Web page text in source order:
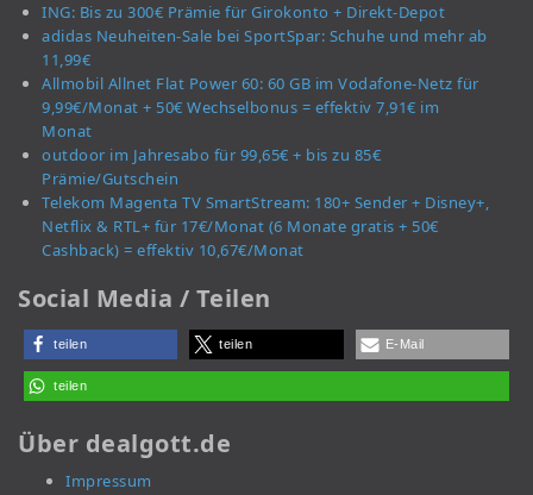
ING: Bis zu 300€ Prämie für Girokonto + Direkt-Depot
adidas Neuheiten-Sale bei SportSpar: Schuhe und mehr ab
11,99€
Allmobil Allnet Flat Power 60: 60 GB im Vodafone-Netz für
9,99€/Monat + 50€ Wechselbonus = effektiv 7,91€ im
Monat
outdoor im Jahresabo für 99,65€ + bis zu 85€
Prämie/Gutschein
Telekom Magenta TV SmartStream: 180+ Sender + Disney+,
Netflix & RTL+ für 17€/Monat (6 Monate gratis + 50€
Cashback) = effektiv 10,67€/Monat
Social Media / Teilen
teilen teilen E-Mail
teilen
Über dealgott.de
Impressum